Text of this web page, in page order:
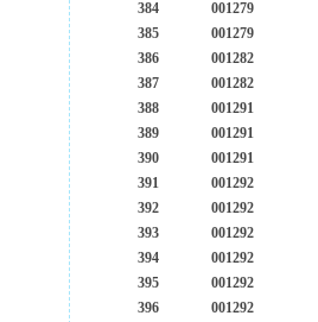
384
001279
385
001279
386
001282
387
001282
388
001291
389
001291
390
001291
391
001292
392
001292
393
001292
394
001292
395
001292
396
001292